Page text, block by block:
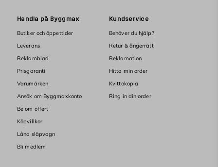
Handla på Byggmax
Butiker och öppettider
Leverans
Reklamblad
Prisgaranti
Varumärken
Ansök om Byggmaxkonto
Be om offert
Köpvillkor
Låna släpvagn
Bli medlem
Kundservice
Behöver du hjälp?
Retur & ångerrätt
Reklamation
Hitta min order
Kvittokopia
Ring in din order